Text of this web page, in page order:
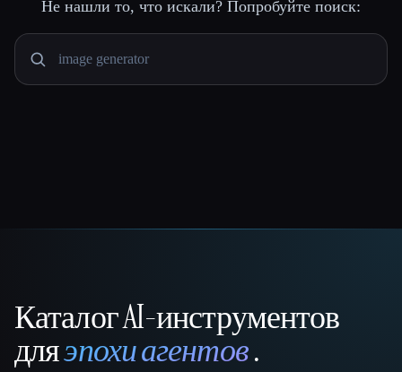
Не нашли то, что искали? Попробуйте поиск:
That AI Collection
Каталог AI-инструментов
дляэпохи агентов.